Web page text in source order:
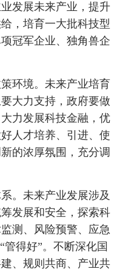
发展未来产业，提升
，培育一大批科技型
冠军企业、独角兽企
环境。未来产业培育
大力支持，政府要做
力发展科技金融，优
人才培养、引进、使
的浓厚氛围，充分调
。未来产业发展涉及
发展和安全，探索科
测、风险预警、应急
管得好”。不断深化国
、规则共商、产业共